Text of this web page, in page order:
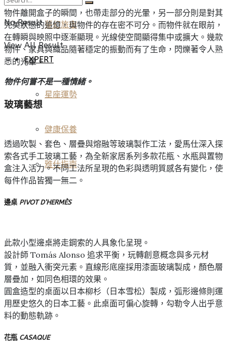
夢幻旅宿
EXPERT
星座運勢
健康保養
雅仕指南
No Result
View All Result
物件離開盒子的瞬間，也帶走部分的光暈，另一部分則是對其
完美狀態的追憶，與物件的存在密不可分。而物件就在眼前，
在轉瞬與映照中逐漸顯現。光線使空間顯得集中或擴大。幾款
物件、家具與織品隨著穩定的振動而有了生命，閃爍著令人熟
悉的光暈。
物件何嘗不是一種情緒。
玻璃藝想
透過吹製、套色、層疊與熔融等玻璃製作工法，愛馬仕深入探
索各式手工玻璃工藝，為全新家居系列多款花瓶、水瓶與置物
盒注入活力。不同工法所呈現的色彩與透明質感各有變化，使
每件作品皆獨一無二。
邊桌 PIVOT D’HERMÈS
此款小型邊桌將走鋼索的人具象化呈現。
設計師 Tomás Alonso 追求平衡，玩轉創意概念與多元材
質，並融入衝突元素。直線形底座採用漆面玻璃製成，顏色層
層疊加，如同色相環的效果。
圓盒造型的桌面以日本柳杉（日本雪松）製成，弧形邊條則運
用歷史悠久的日本工藝。此桌面可偏心旋轉，勾勒令人出乎意
料的動態軌跡。
花瓶 CASAQUE